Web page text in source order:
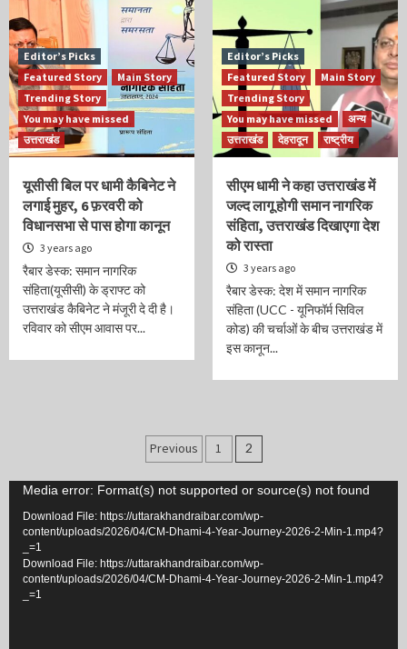
Editor’s Picks
Featured Story
Main Story
Trending Story
You may have missed
उत्तराखंड
यूसीसी बिल पर धामी कैबिनेट ने
लगाई मुहर, 6 फ़रवरी को
विधानसभा से पास होगा कानून
3 years ago
रैबार डेस्क: समान नागरिक
संहिता(यूसीसी) के ड्राफ्ट को
उत्तराखंड कैबिनेट ने मंजूरी दे दी है।
रविवार को सीएम आवास पर...
Editor’s Picks
Featured Story
Main Story
Trending Story
You may have missed
अन्य
उत्तराखंड
देहरादून राष्ट्रीय
सीएम धामी ने कहा उत्तराखंड में
जल्द लागू होगी समान नागरिक
संहिता, उत्तराखंड दिखाएगा देश
को रास्ता
3 years ago
रैबार डेस्क: देश में समान नागरिक
संहिता (UCC - यूनिफॉर्म सिविल
कोड) की चर्चाओं के बीच उत्तराखंड में
इस कानून...
Posts
navigation
Previous 1 2
Video
Player
Media error: Format(s) not supported or source(s) not found
Download File: https://uttarakhandraibar.com/wp-
content/uploads/2026/04/CM-Dhami-4-Year-Journey-2026-2-Min-1.mp4?
_=1
Download File: https://uttarakhandraibar.com/wp-
content/uploads/2026/04/CM-Dhami-4-Year-Journey-2026-2-Min-1.mp4?
_=1